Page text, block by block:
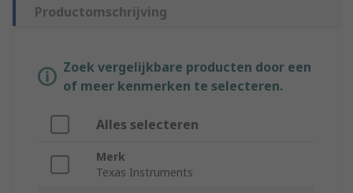
Productomschrijving
Zoek vergelijkbare producten door een
of meer kenmerken te selecteren.
Alles selecteren
Merk
Texas Instruments